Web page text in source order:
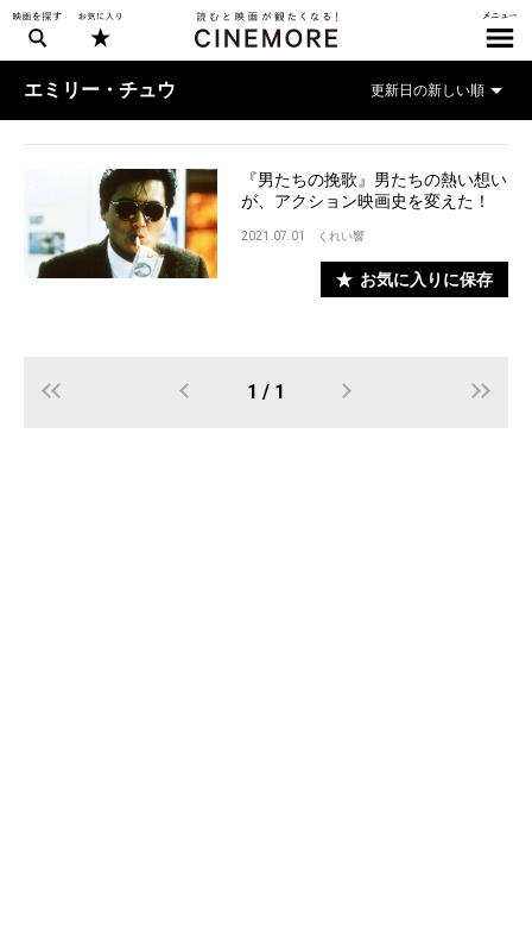
エミリー・チュウ
『男たちの挽歌』男たちの熱い想い
が、アクション映画史を変えた！
2021.07.01 くれい響
お気に入りに保存
1 / 1